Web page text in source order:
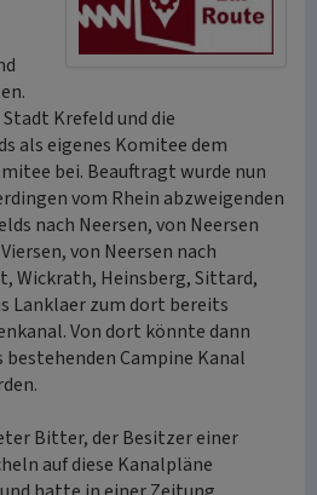
Krefeld und die
als eigenes Komitee dem
bei. Beauftragt wurde nun
vom Rhein abzweigenden
nach Neersen, von Neersen
von Neersen nach
Wickrath, Heinsberg, Sittard,
Lanklaer zum dort bereits
Von dort könnte dann
Campine Kanal
Bitter, der Besitzer einer
auf diese Kanalpläne